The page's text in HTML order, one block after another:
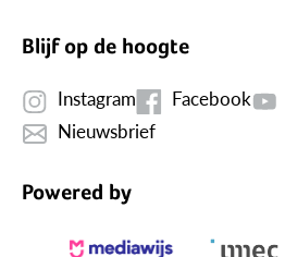
Blijf op de hoogte
Instagram Facebook
Nieuwsbrief
Powered by